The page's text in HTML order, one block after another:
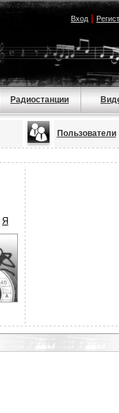
Вход|
Радиостанции
Пользователи
Я